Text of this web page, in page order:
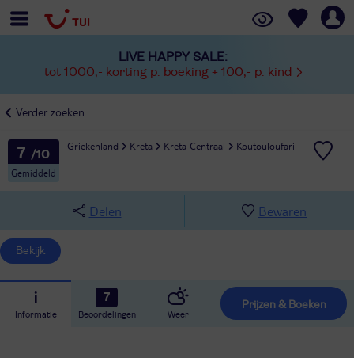
LIVE HAPPY SALE:
tot 1000,- korting p. boeking + 100,- p. kind
Verder zoeken
7
Gemiddeld
Griekenland Kreta Kreta Centraal Koutouloufari
Delen Bewaren
Bekijk
Informatie
7
Beoordelingen Weer
Prijzen & Boeken